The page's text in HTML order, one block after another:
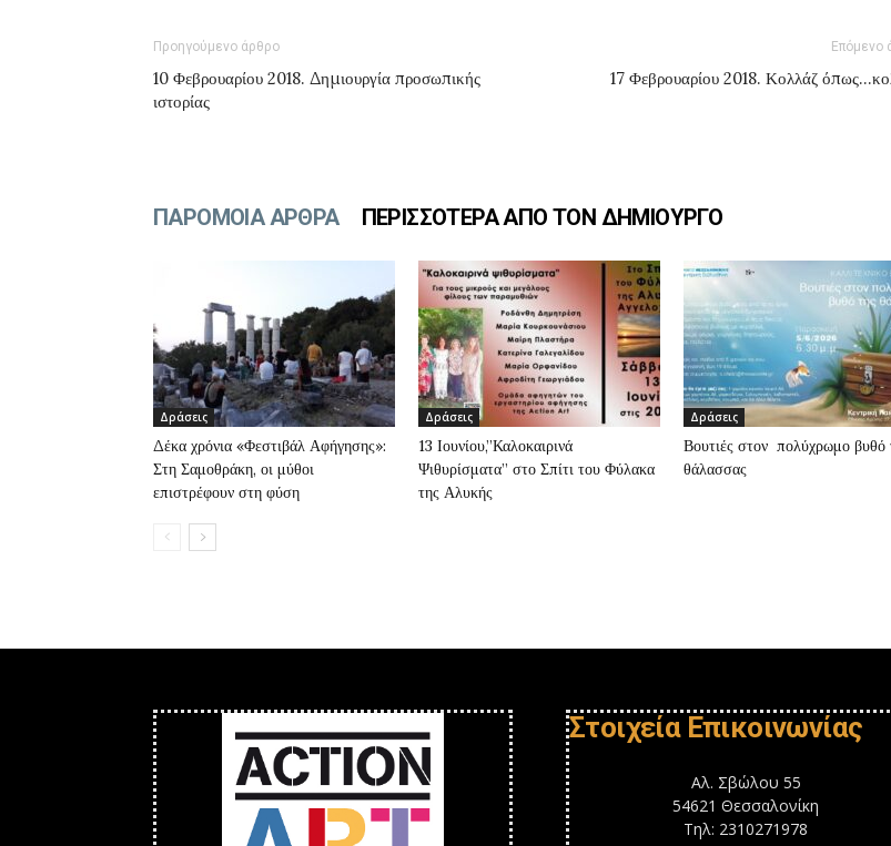
Προηγούμενο άρθρο
10 Φεβρουαρίου 2018. Δημιουργία προσωπικής
ιστορίας
Επόμενο
17 Φεβρουαρίου 2018. Κολλάζ
ΠΑΡΟΜΟΙΑ ΑΡΘΡΑ ΠΕΡΙΣΣΟΤΕΡΑ ΑΠΟ ΤΟΝ ΔΗΜΙΟΥΡΓΟ
Δράσεις
Δέκα χρόνια «Φεστιβάλ Αφήγησης»:
Στη Σαμοθράκη, οι μύθοι
επιστρέφουν στη φύση
Δράσεις
13 Ιουνίου,”Καλοκαιρινά
Ψιθυρίσματα” στο Σπίτι του Φύλακα
της Αλυκής
Δράσεις
Βουτιές στον πολύχρωμο βυθό
θάλασσας
Στοιχεία Επικοινωνίας
Αλ. Σβώλου 55
54621 Θεσσαλονίκη
Τηλ: 2310271978